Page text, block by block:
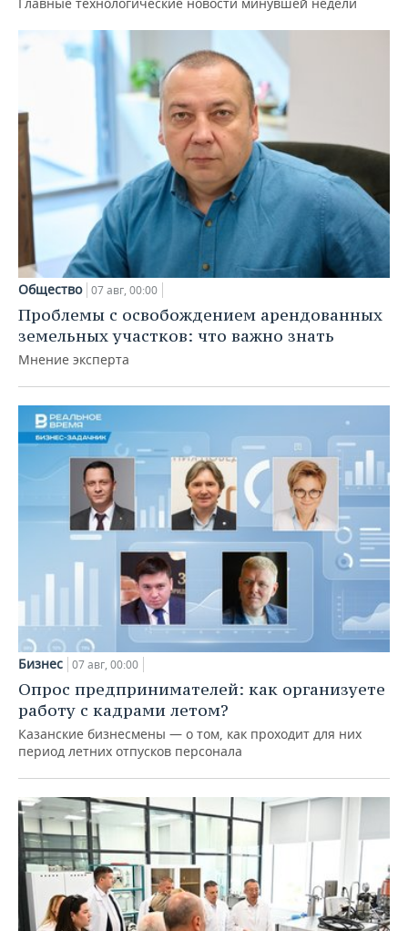
Общество 07 авг, 00:00
Проблемы с освобождением арендованных
земельных участков: что важно знать
Мнение эксперта
Бизнес 07 авг, 00:00
Опрос предпринимателей: как организуете
работу с кадрами летом?
Казанские бизнесмены — о том, как проходит для них
период летних отпусков персонала